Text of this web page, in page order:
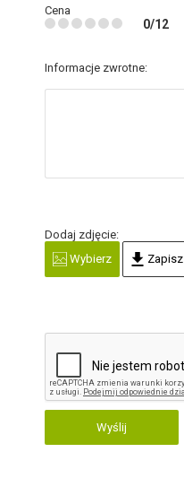
Cena
0/12
Informacje zwrotne:
Dodaj zdjęcie:
Wybierz
Zapisz
Wyślij